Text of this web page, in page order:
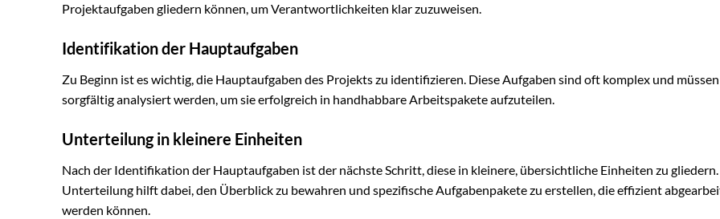
Projektaufgaben gliedern können, um Verantwortlichkeiten klar zuzuweisen.
Identifikation der Hauptaufgaben
Zu Beginn ist es wichtig, die Hauptaufgaben des Projekts zu identifizieren. Diese Aufgaben sind oft komplex und müssen
sorgfältig analysiert werden, um sie erfolgreich in handhabbare Arbeitspakete aufzuteilen.
Unterteilung in kleinere Einheiten
Nach der Identifikation der Hauptaufgaben ist der nächste Schritt, diese in kleinere, übersichtliche Einheiten zu
Unterteilung hilft dabei, den Überblick zu bewahren und spezifische Aufgabenpakete zu erstellen, die effizient
werden können.